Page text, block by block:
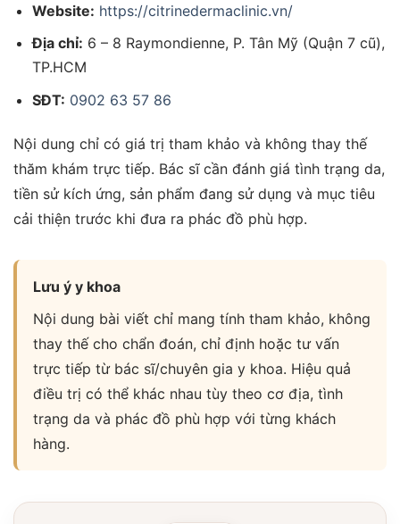
Website: https://citrinedermaclinic.vn/
Địa chỉ: 6 – 8 Raymondienne, P. Tân Mỹ (Quận 7 cũ),
TP.HCM
SĐT: 0902 63 57 86
Nội dung chỉ có giá trị tham khảo và không thay thế
thăm khám trực tiếp. Bác sĩ cần đánh giá tình trạng da,
tiền sử kích ứng, sản phẩm đang sử dụng và mục tiêu
cải thiện trước khi đưa ra phác đồ phù hợp.
Lưu ý y khoa
Nội dung bài viết chỉ mang tính tham khảo, không
thay thế cho chẩn đoán, chỉ định hoặc tư vấn
trực tiếp từ bác sĩ/chuyên gia y khoa. Hiệu quả
điều trị có thể khác nhau tùy theo cơ địa, tình
trạng da và phác đồ phù hợp với từng khách
hàng.